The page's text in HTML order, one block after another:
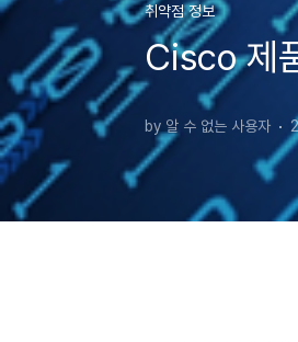
취약점 정보
Cisco 제
by 알 수 없는 사용자